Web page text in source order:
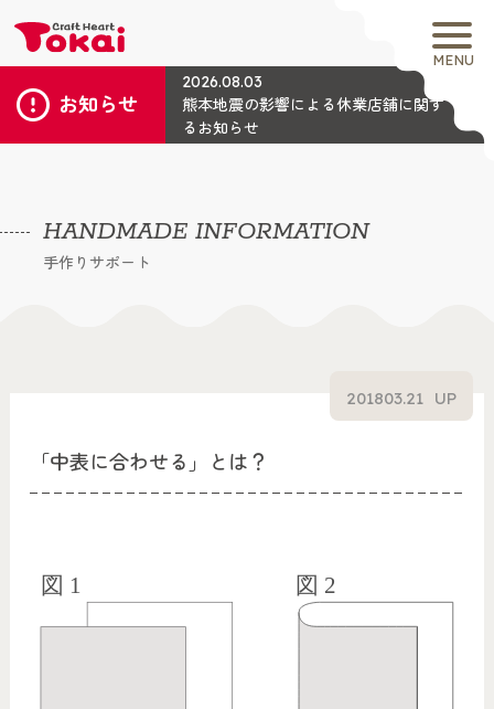
MENU
お知らせ
2026.08.03
熊本地震の影響による休業店舗に関す
るお知らせ
HANDMADE INFORMATION
手作りサポート
「中表に合わせる」とは？
201803.21 UP